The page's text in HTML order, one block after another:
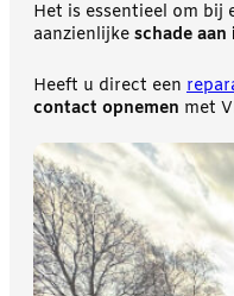
Het is essentieel om bij
aanzienlijke schade
Heeft u direct een
contact opnemen met